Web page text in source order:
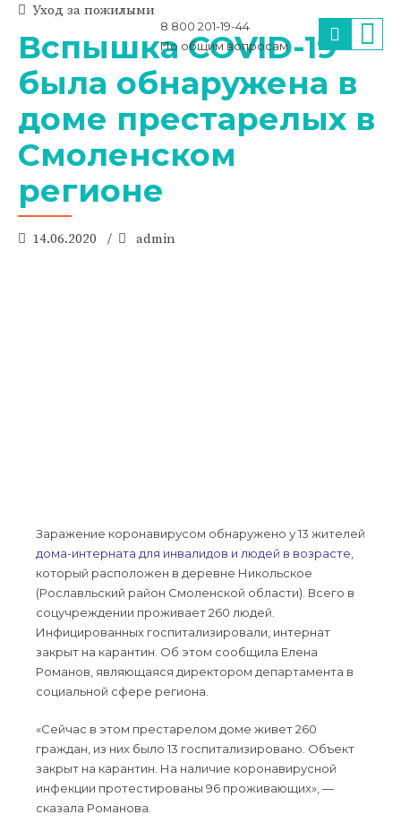
8 800 201-19-44
По общим вопросам
Уход за пожилыми
Вспышка COVID-19
была обнаружена в
доме престарелых в
Смоленском
регионе
14.06.2020 admin
Заражение коронавирусом обнаружено у 13 жителей
дома-интерната для инвалидов и людей в возрасте
который расположен в деревне Никольское
(Рославльский район Смоленской области). Всего в
соцучреждении проживает 260 людей.
Инфицированных госпитализировали, интернат
закрыт на карантин. Об этом сообщила Елена
Романов, являющаяся директором департамента в
социальной сфере региона.
«Сейчас в этом престарелом доме живет 260
граждан, из них было 13 госпитализировано. Объект
закрыт на карантин. На наличие коронавирусной
инфекции протестированы 96 проживающих», —
сказала Романова.